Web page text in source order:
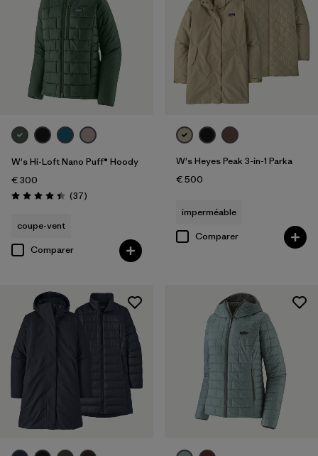
W's Hi-Loft Nano Puff® Hoody
€ 300
Évaluation: 4.4 / 5
(37Avis
)
coupe-vent
Comparer
W's Heyes Peak 3-in-1 Parka
€ 500
imperméable
Comparer